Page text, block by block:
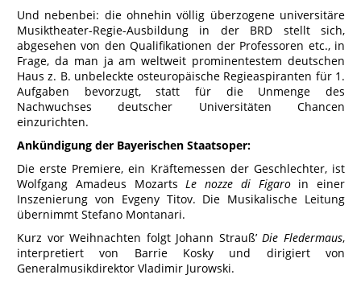
Und nebenbei: die ohnehin völlig überzogene universitäre
Musiktheater-Regie-Ausbildung in der BRD stellt sich,
abgesehen von den Qualifikationen der Professoren etc., in
Frage, da man ja am weltweit prominentestem deutschen
Haus z. B. unbeleckte osteuropäische Regieaspiranten für 1.
Aufgaben bevorzugt, statt für die Unmenge des
Nachwuchses deutscher Universitäten Chancen
einzurichten.
Ankündigung der Bayerischen Staatsoper:
Die erste Premiere, ein Kräftemessen der Geschlechter, ist
Wolfgang Amadeus MozartsLe nozze di Figaroin einer
Inszenierung von Evgeny Titov. Die Musikalische Leitung
übernimmt Stefano Montanari.
Kurz vor Weihnachten folgt Johann Strauß’Die Fledermaus,
interpretiert von Barrie Kosky und dirigiert von
Generalmusikdirektor Vladimir Jurowski.